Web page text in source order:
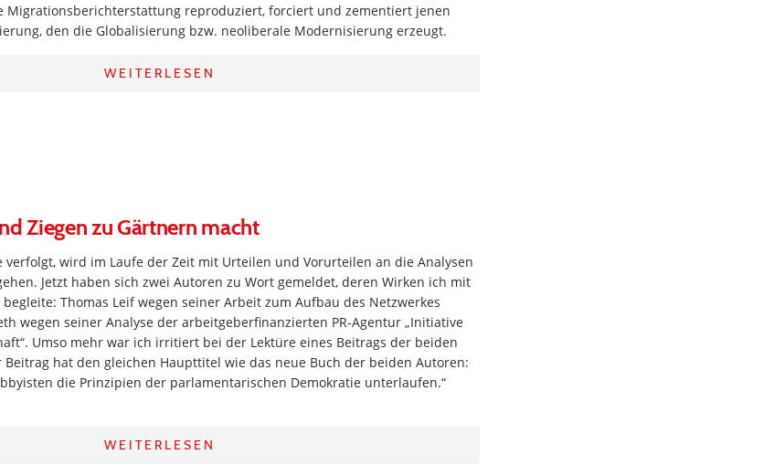
Migrationsberichterstattung reproduziert, forciert und zementiert jenen
den die Globalisierung bzw. neoliberale Modernisierung erzeugt.
WEITERLESEN
Ziegen zu Gärtnern macht
verfolgt, wird im Laufe der Zeit mit Urteilen und Vorurteilen an die Analysen
Jetzt haben sich zwei Autoren zu Wort gemeldet, deren Wirken ich mit
Thomas Leif wegen seiner Arbeit zum Aufbau des Netzwerkes
wegen seiner Analyse der arbeitgeberfinanzierten PR-Agentur „Initiative
Umso mehr war ich irritiert bei der Lektüre eines Beitrags der beiden
Beitrag hat den gleichen Haupttitel wie das neue Buch der beiden Autoren:
die Prinzipien der parlamentarischen Demokratie unterlaufen.“
WEITERLESEN